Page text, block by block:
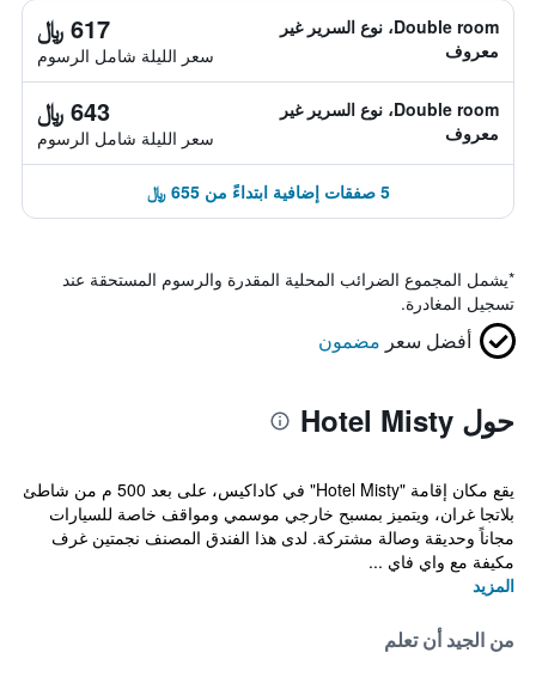
Double room، نوع السرير غير
معروف
617 ﷼
سعر الليلة شامل الرسوم
Double room، نوع السرير غير
معروف
643 ﷼
سعر الليلة شامل الرسوم
5 صفقات إضافية ابتداءً من 655 ﷼
*يشمل المجموع الضرائب المحلية المقدرة والرسوم المستحقة عند
تسجيل المغادرة.
أفضل سعر مضمون
حول Hotel Misty
يقع مكان إقامة "Hotel Misty" في كاداكيس، على بعد 500 م من شاطئ
بلاتجا غران، ويتميز بمسبح خارجي موسمي ومواقف خاصة للسيارات
مجاناً وحديقة وصالة مشتركة. لدى هذا الفندق المصنف نجمتين غرف
مكيفة مع واي فاي ...
المزيد
من الجيد أن تعلم